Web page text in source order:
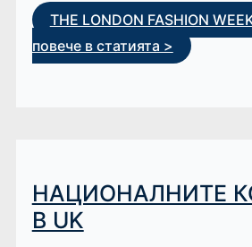
THE LONDON FASHION
повече в статията >
НАЦИОНАЛНИТЕ
В UK